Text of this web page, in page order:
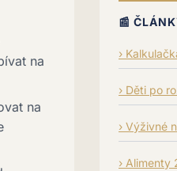
na
na
📰
Děti po
Výživné
Alimenty